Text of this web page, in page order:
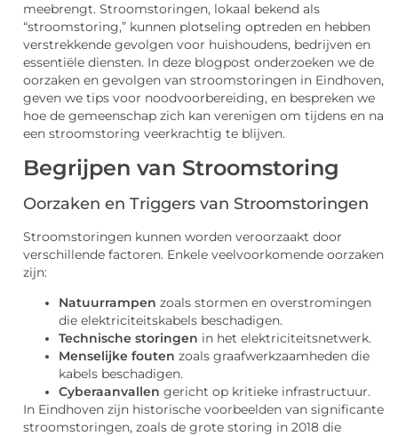
meebrengt. Stroomstoringen, lokaal bekend als
“stroomstoring,” kunnen plotseling optreden en hebben
verstrekkende gevolgen voor huishoudens, bedrijven en
essentiële diensten. In deze blogpost onderzoeken we de
oorzaken en gevolgen van stroomstoringen in Eindhoven,
geven we tips voor noodvoorbereiding, en bespreken we
hoe de gemeenschap zich kan verenigen om tijdens en na
een stroomstoring veerkrachtig te blijven.
Begrijpen van Stroomstoring
Oorzaken en Triggers van Stroomstoringen
Stroomstoringen kunnen worden veroorzaakt door
verschillende factoren. Enkele veelvoorkomende oorzaken
zijn:
Natuurrampen zoals stormen en overstromingen
die elektriciteitskabels beschadigen.
Technische storingen in het elektriciteitsnetwerk.
Menselijke fouten zoals graafwerkzaamheden die
kabels beschadigen.
Cyberaanvallen gericht op kritieke infrastructuur.
In Eindhoven zijn historische voorbeelden van significante
stroomstoringen, zoals de grote storing in 2018 die